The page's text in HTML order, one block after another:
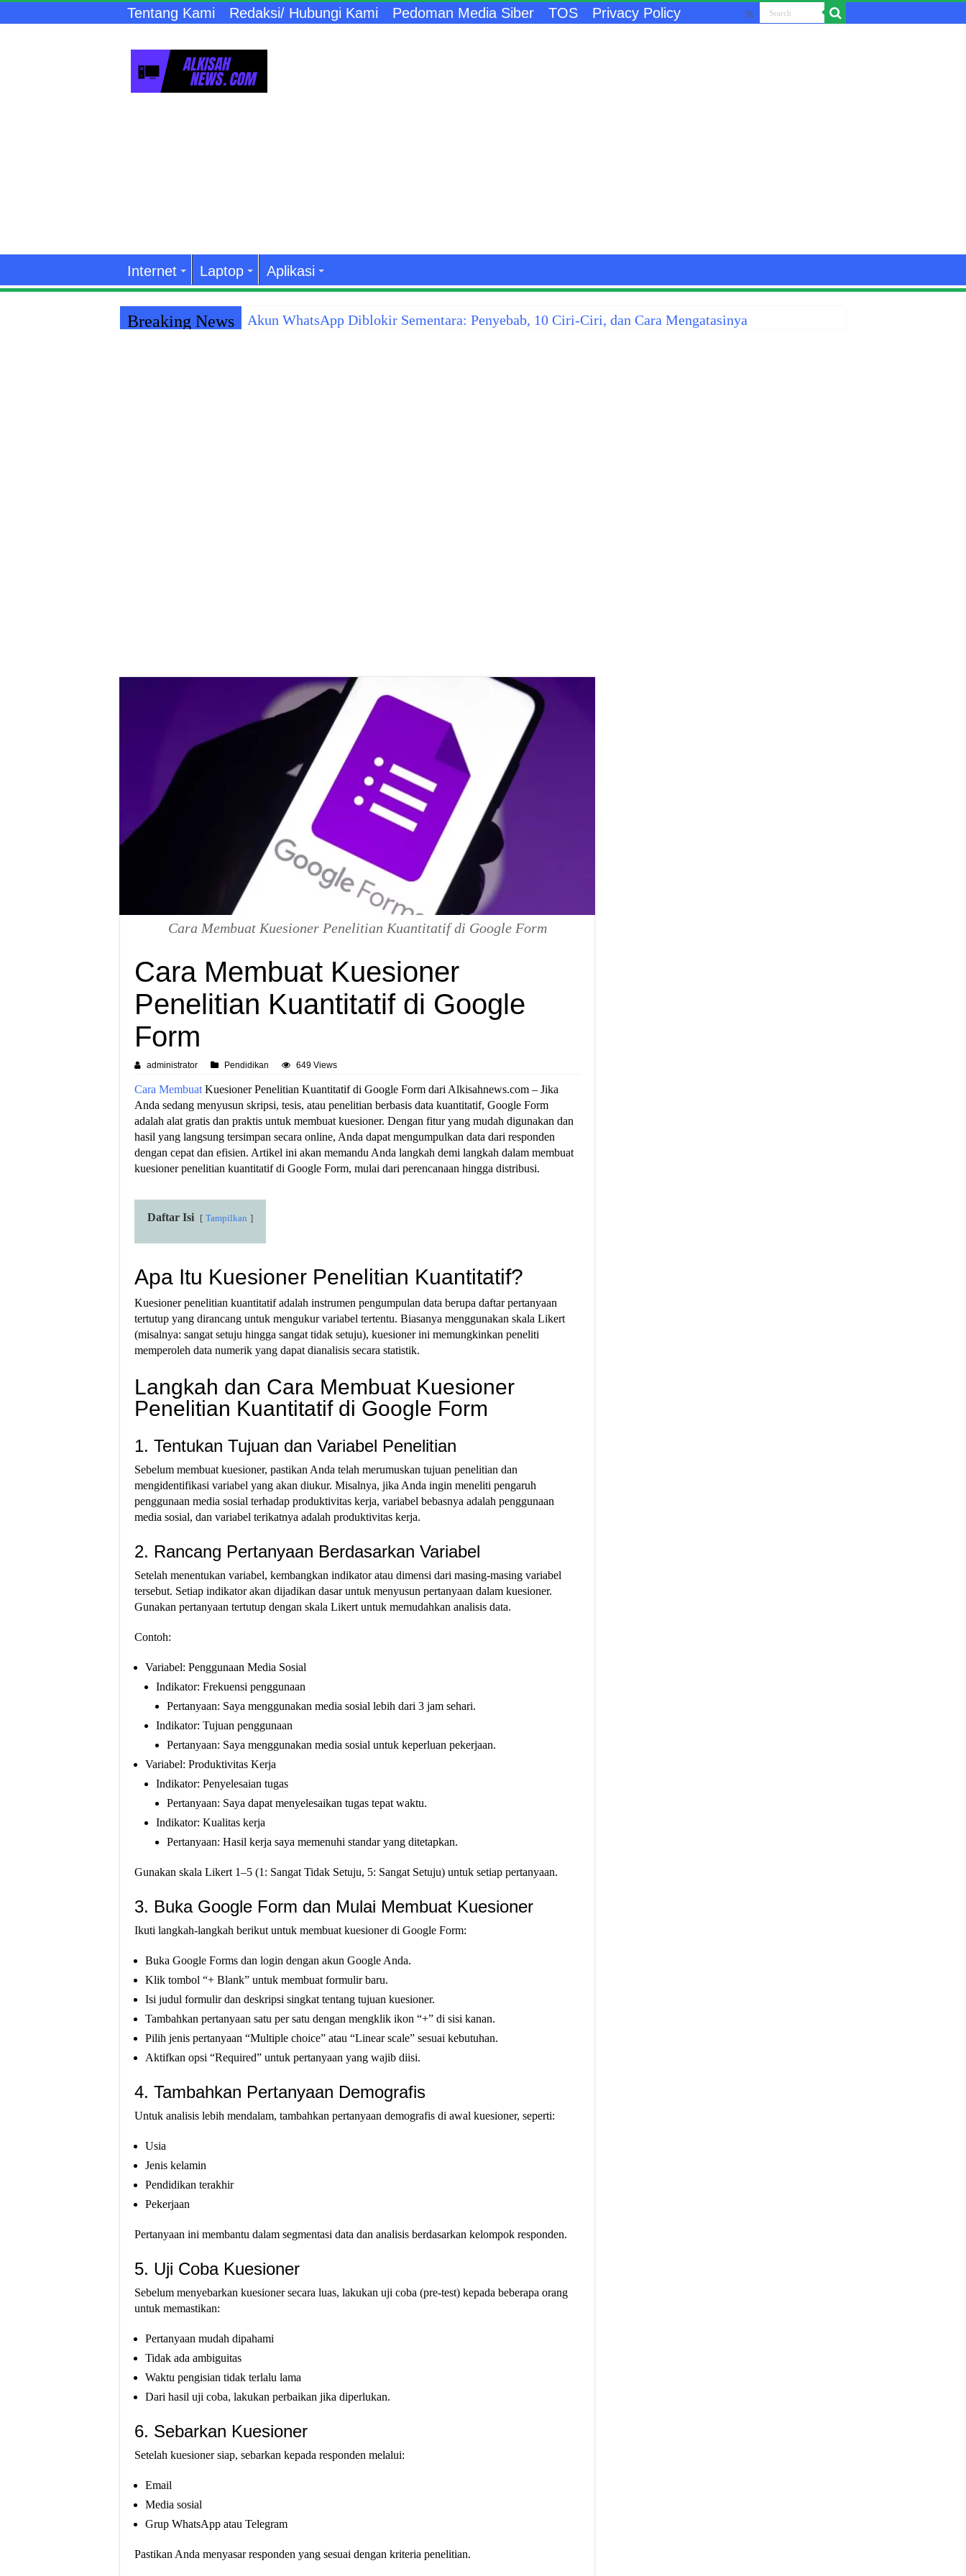
Tentang Kami Redaksi/ Hubungi Kami Pedoman Media Siber TOS Privacy Policy
Internet Laptop Aplikasi
Breaking News Akun WhatsApp Diblokir Sementara: Penyebab, 10 Ciri-Ciri, dan Cara Mengatasinya
Cara Membuat Kuesioner Penelitian Kuantitatif di Google Form
Cara Membuat Kuesioner
Penelitian Kuantitatif di Google
Form
administrator Pendidikan 649 Views
Cara Membuat Kuesioner Penelitian Kuantitatif di Google Form dari Alkisahnews.com – Jika
Anda sedang menyusun skripsi, tesis, atau penelitian berbasis data kuantitatif, Google Form
adalah alat gratis dan praktis untuk membuat kuesioner. Dengan fitur yang mudah digunakan dan
hasil yang langsung tersimpan secara online, Anda dapat mengumpulkan data dari responden
dengan cepat dan efisien. Artikel ini akan memandu Anda langkah demi langkah dalam membuat
kuesioner penelitian kuantitatif di Google Form, mulai dari perencanaan hingga distribusi.
Daftar Isi Tampilkan
Apa Itu Kuesioner Penelitian Kuantitatif?
Kuesioner penelitian kuantitatif adalah instrumen pengumpulan data berupa daftar pertanyaan
tertutup yang dirancang untuk mengukur variabel tertentu. Biasanya menggunakan skala Likert
(misalnya: sangat setuju hingga sangat tidak setuju), kuesioner ini memungkinkan peneliti
memperoleh data numerik yang dapat dianalisis secara statistik.
Langkah dan Cara Membuat Kuesioner
Penelitian Kuantitatif di Google Form
1. Tentukan Tujuan dan Variabel Penelitian
Sebelum membuat kuesioner, pastikan Anda telah merumuskan tujuan penelitian dan
mengidentifikasi variabel yang akan diukur. Misalnya, jika Anda ingin meneliti pengaruh
penggunaan media sosial terhadap produktivitas kerja, variabel bebasnya adalah penggunaan
media sosial, dan variabel terikatnya adalah produktivitas kerja.
2. Rancang Pertanyaan Berdasarkan Variabel
Setelah menentukan variabel, kembangkan indikator atau dimensi dari masing-masing variabel
tersebut. Setiap indikator akan dijadikan dasar untuk menyusun pertanyaan dalam kuesioner.
Gunakan pertanyaan tertutup dengan skala Likert untuk memudahkan analisis data.
Contoh:
Variabel: Penggunaan Media Sosial
Indikator: Frekuensi penggunaan
Pertanyaan: Saya menggunakan media sosial lebih dari 3 jam sehari.
Indikator: Tujuan penggunaan
Pertanyaan: Saya menggunakan media sosial untuk keperluan pekerjaan.
Variabel: Produktivitas Kerja
Indikator: Penyelesaian tugas
Pertanyaan: Saya dapat menyelesaikan tugas tepat waktu.
Indikator: Kualitas kerja
Pertanyaan: Hasil kerja saya memenuhi standar yang ditetapkan.
Gunakan skala Likert 1–5 (1: Sangat Tidak Setuju, 5: Sangat Setuju) untuk setiap pertanyaan.
3. Buka Google Form dan Mulai Membuat Kuesioner
Ikuti langkah-langkah berikut untuk membuat kuesioner di Google Form:
Buka Google Forms dan login dengan akun Google Anda.
Klik tombol “+ Blank” untuk membuat formulir baru.
Isi judul formulir dan deskripsi singkat tentang tujuan kuesioner.
Tambahkan pertanyaan satu per satu dengan mengklik ikon “+” di sisi kanan.
Pilih jenis pertanyaan “Multiple choice” atau “Linear scale” sesuai kebutuhan.
Aktifkan opsi “Required” untuk pertanyaan yang wajib diisi.
4. Tambahkan Pertanyaan Demografis
Untuk analisis lebih mendalam, tambahkan pertanyaan demografis di awal kuesioner, seperti:
Usia
Jenis kelamin
Pendidikan terakhir
Pekerjaan
Pertanyaan ini membantu dalam segmentasi data dan analisis berdasarkan kelompok responden.
5. Uji Coba Kuesioner
Sebelum menyebarkan kuesioner secara luas, lakukan uji coba (pre-test) kepada beberapa orang
untuk memastikan:
Pertanyaan mudah dipahami
Tidak ada ambiguitas
Waktu pengisian tidak terlalu lama
Dari hasil uji coba, lakukan perbaikan jika diperlukan.
6. Sebarkan Kuesioner
Setelah kuesioner siap, sebarkan kepada responden melalui:
Email
Media sosial
Grup WhatsApp atau Telegram
Pastikan Anda menyasar responden yang sesuai dengan kriteria penelitian.